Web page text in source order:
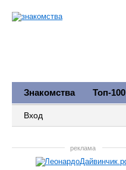
Знакомства Топ-100
Вход
реклама